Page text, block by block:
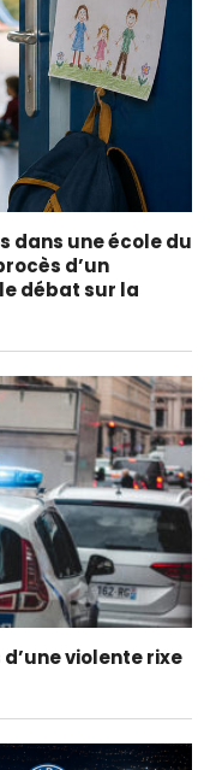
dans une école du
d’un
débat sur la
violente rixe